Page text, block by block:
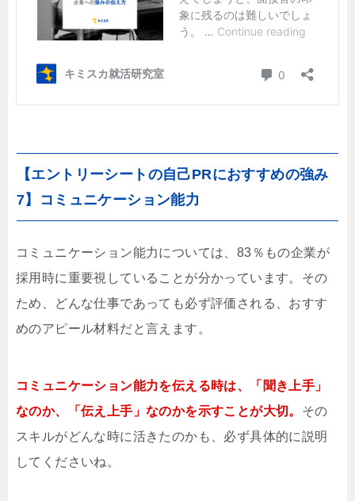
【エントリーシートの自己PRにおすすめの強み
7】コミュニケーション能力
コミュニケーション能力については、83％もの企業が
採用時に重要視していることが分かっています。その
ため、どんな仕事であっても必ず評価される、おすす
めのアピール材料だと言えます。
コミュニケーション能力を伝える時は、「聞き上手」
なのか、「伝え上手」なのかを示すことが大切。 その
スキルがどんな時に活きたのかも、必ず具体的に説明
してくださいね。